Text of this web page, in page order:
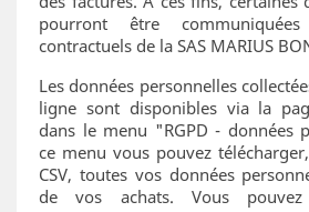
pourront être
contractuels de la SAS MARIUS
Les données personnelles
ligne sont disponibles via la
dans le menu "RGPD - données
ce menu vous pouvez
CSV, toutes vos données
de vos achats. Vous